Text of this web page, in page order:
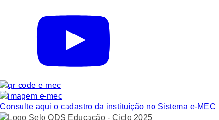
Consulte aqui o cadastro da instituição no Sistema e-MEC